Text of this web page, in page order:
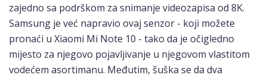
zajedno sa podrškom za snimanje videozapisa od 8K.
Samsung je već napravio ovaj senzor - koji možete
pronaći u Xiaomi Mi Note 10 - tako da je očigledno
mijesto za njegovo pojavljivanje u njegovom vlastitom
vodećem asortimanu. Međutim, šuška se da dva